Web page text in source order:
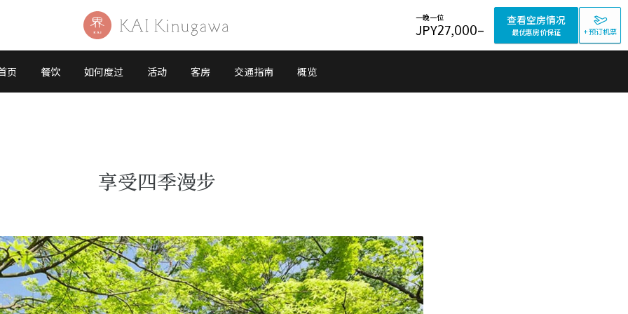
一晚一位
JPY27,000–
查看空房情况
最优惠房价保证 + 预订机票
页 餐饮 如何度过 活动 客房 交通指南 概览
享受四季漫步